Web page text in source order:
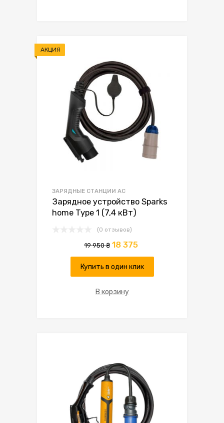
АКЦИЯ
ЗАРЯДНЫЕ СТАНЦИИ AC
Зарядное устройство Sparks
home Type 1 (7,4 кВт)
(0 отзывов)
19 950₴ 18 375
Купить в один клик
В корзину